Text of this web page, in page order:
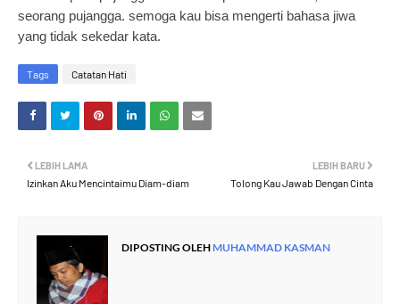
seorang pujangga. semoga kau bisa mengerti bahasa jiwa
yang tidak sekedar kata.
Tags Catatan Hati
LEBIH BARU
Tolong Kau Jawab Dengan Cinta
LEBIH LAMA
Izinkan Aku Mencintaimu Diam-diam
DIPOSTING OLEH MUHAMMAD KASMAN